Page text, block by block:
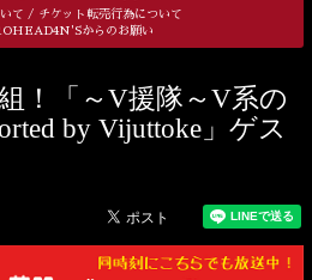
て / チケット転売行為について
からのお願い
！「～V援隊～V系の
by Vijuttoke」ゲス